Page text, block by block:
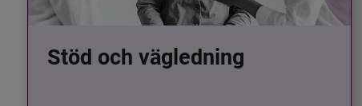
Stöd och vägledning